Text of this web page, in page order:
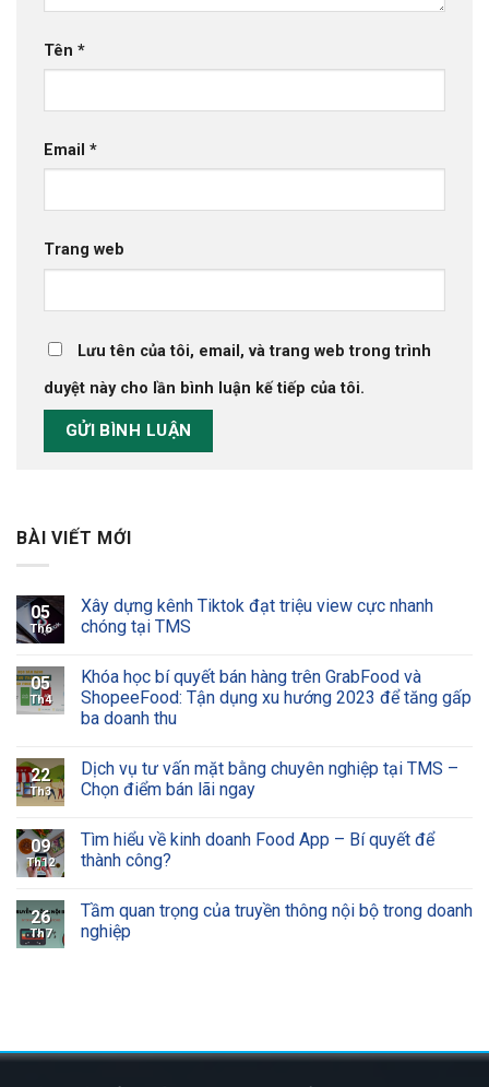
Tên *
Email *
Trang web
Lưu tên của tôi, email, và trang web trong trình
duyệt này cho lần bình luận kế tiếp của tôi.
BÀI VIẾT MỚI
05
Th6
Xây dựng kênh Tiktok đạt triệu view cực nhanh
chóng tại TMS
05
Th4
Khóa học bí quyết bán hàng trên GrabFood và
ShopeeFood: Tận dụng xu hướng 2023 để tăng gấp
ba doanh thu
22
Th3
Dịch vụ tư vấn mặt bằng chuyên nghiệp tại TMS –
Chọn điểm bán lãi ngay
09
Th12
Tìm hiểu về kinh doanh Food App – Bí quyết để
thành công?
26
Th7
Tầm quan trọng của truyền thông nội bộ trong doanh
nghiệp